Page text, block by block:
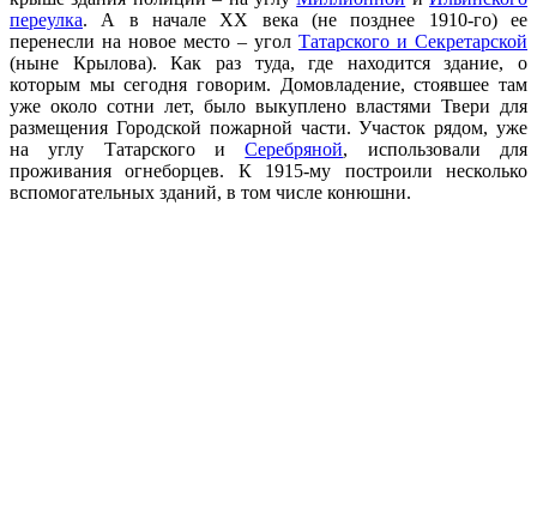
переулка. А в начале XX века (не позднее 1910-го) ее
перенесли на новое место – угол Татарского и Секретарской
(ныне Крылова). Как раз туда, где находится здание, о
которым мы сегодня говорим. Домовладение, стоявшее там
уже около сотни лет, было выкуплено властями Твери для
размещения Городской пожарной части. Участок рядом, уже
на углу Татарского иСеребряной, использовали для
проживания огнеборцев. К 1915-му построили несколько
вспомогательных зданий, в том числе конюшни.